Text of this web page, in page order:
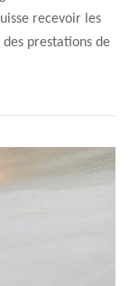
recevoir les
prestations de